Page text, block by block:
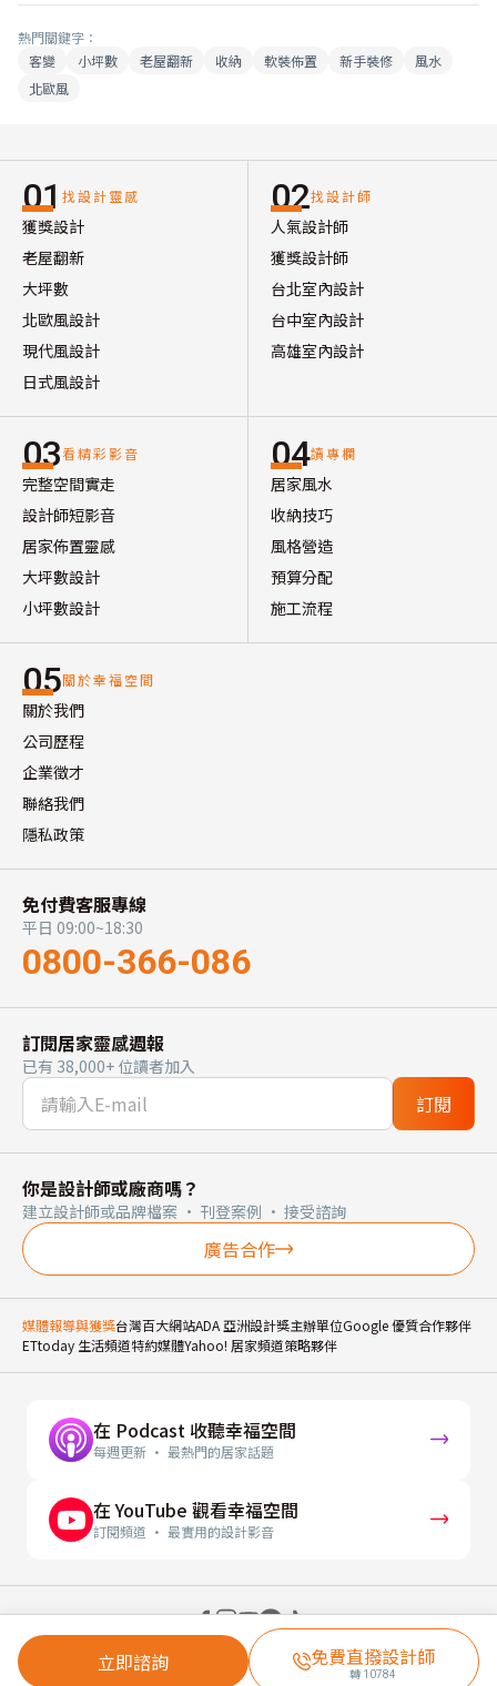
立即諮詢 免費直撥設計師
轉 10784
熱門關鍵字：
客變
小坪數 老屋翻新 收納 軟裝佈置 新手裝修
風水
北歐風
01 找設計靈感
獲獎設計
老屋翻新
大坪數
北歐風設計
現代風設計
日式風設計
02找設計師
人氣設計師
獲獎設計師
台北室內設計
台中室內設計
高雄室內設計
03看精彩影音
完整空間實走
設計師短影音
居家佈置靈感
大坪數設計
小坪數設計
04讀專欄
居家風水
收納技巧
風格營造
預算分配
施工流程
05關於幸福空間
關於我們
公司歷程
企業徵才
聯絡我們
隱私政策
免付費客服專線
平日 09:00~18:30
0800-366-086
訂閱居家靈感週報
已有 38,000+ 位讀者加入
訂閱
你是設計師或廠商嗎？
建立設計師或品牌檔案 · 刊登案例 · 接受諮詢
廣告合作
媒體報導與獲獎台灣百大網站ADA 亞洲設計獎主辦單位Google 優質合作夥伴
ETtoday 生活頻道特約媒體Yahoo! 居家頻道策略夥伴
在 Podcast 收聽幸福空間
每週更新 · 最熱門的居家話題
在 YouTube 觀看幸福空間
訂閱頻道 · 最實用的設計影音
© 2026 幸福空間 Gorgeous Space Co., Ltd.